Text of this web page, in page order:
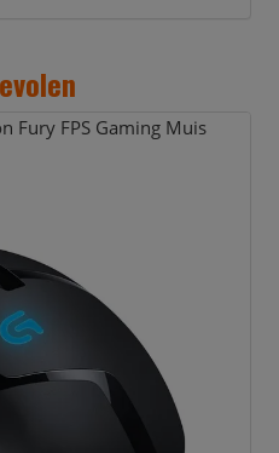
Fury FPS Gaming Muis